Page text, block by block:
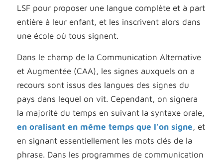
LSF pour proposer une langue complète et à part
entière à leur enfant, et les inscrivent alors dans
une école où tous signent.
Dans le champ de la Communication Alternative
et Augmentée (CAA), les signes auxquels on a
recours sont issus des langues des signes du
pays dans lequel on vit. Cependant, on signera
la majorité du temps en suivant la syntaxe orale,
en oralisant en même temps que l’on signe, et
en signant essentiellement les mots clés de la
phrase. Dans les programmes de communication